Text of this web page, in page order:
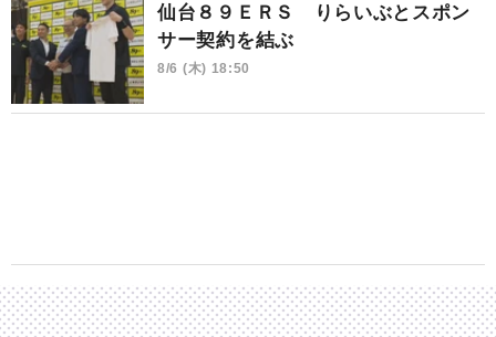
仙台８９ＥＲＳ りらいぶとスポン
サー契約を結ぶ
8/6 (木) 18:50